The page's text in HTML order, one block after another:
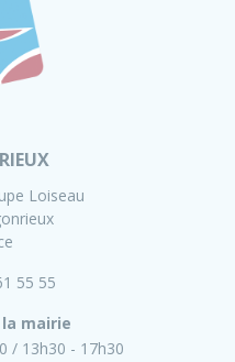
Loiseau
55 55
mairie
13h30 - 17h30